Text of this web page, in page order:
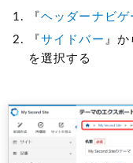
『ヘッダーナビゲ
『サイドバー 』か
を選択する